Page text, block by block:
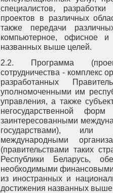
специалистов,
проектов в различных
также передачи
компьютерное, офисное
названных выше целей.
2.2. Программа
сотрудничества - комплекс
разработанных
уполномоченными им
управления, а также
негосударственной
заинтересованными
государствами), или
международными
(правительствами таких
Республики Беларусь,
необходимыми
из иностранных и
достижения названных